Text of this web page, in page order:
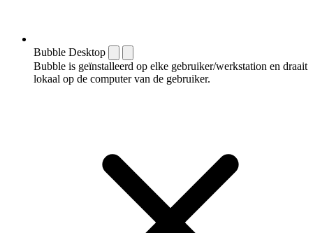
Bubble Desktop
Bubble is geïnstalleerd op elke gebruiker/werkstation en draait
lokaal op de computer van de gebruiker.